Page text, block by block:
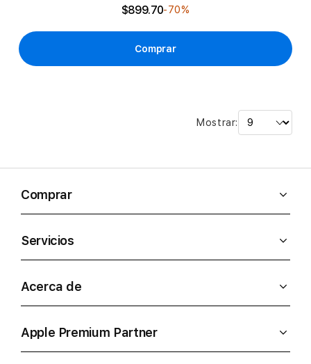
$899.70-70%
Comprar
Mostrar:
Comprar
Servicios
Acerca de
Apple Premium Partner